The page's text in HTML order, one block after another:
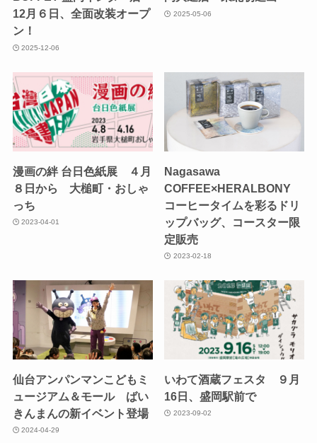
12月６日、全面改装オープ
ン！
2025-12-06
2025-05-06
漫画の絆 台日色紙展 ４月
８日から 大槌町・おしゃ
っち
2023-04-01
Nagasawa
COFFEE×HERALBONY
コーヒータイムを彩るドリ
ップバッグ、コースター限
定販売
2023-02-18
仙台アンパンマンこどもミ
ュージアム＆モール ばい
きんまんの新イベント登場
2024-04-29
いわて酒蔵フェスタ ９月
16日、盛岡駅前で
2023-09-02